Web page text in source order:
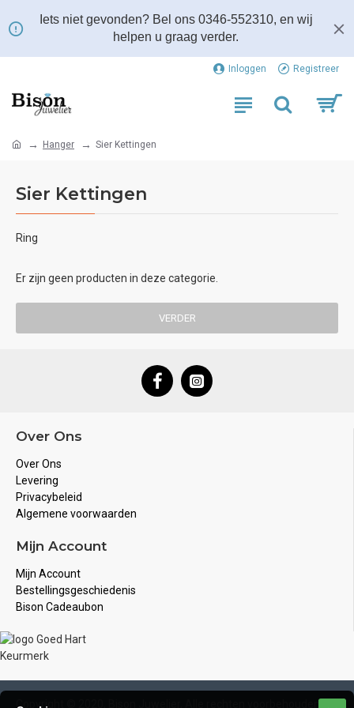
Iets niet gevonden? Bel ons 0346-552310, en wij
helpen u graag verder.
Inloggen Registreer
Hanger Sier Kettingen
Sier Kettingen
Ring
Er zijn geen producten in deze categorie.
VERDER
Over Ons
Over Ons
Levering
Privacybeleid
Algemene voorwaarden
Mijn Account
Mijn Account
Bestellingsgeschiedenis
Bison Cadeaubon
Copyright © 2020, Bison Juwelier, Alle rechten voorbehouden